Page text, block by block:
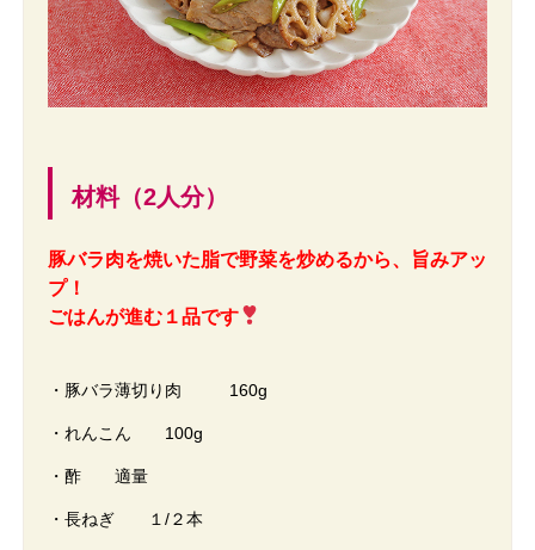
材料（2人分）
豚バラ肉を焼いた脂で野菜を炒めるから、旨みアッ
プ！
ごはんが進む１品です
・豚バラ薄切り肉 160g
・れんこん 100g
・酢 適量
・長ねぎ １/２本